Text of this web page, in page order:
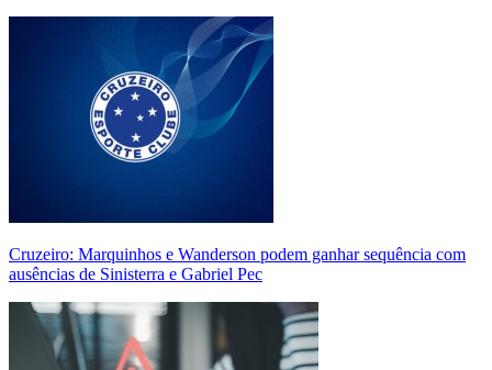
Cruzeiro: Marquinhos e Wanderson podem ganhar sequência com
ausências de Sinisterra e Gabriel Pec